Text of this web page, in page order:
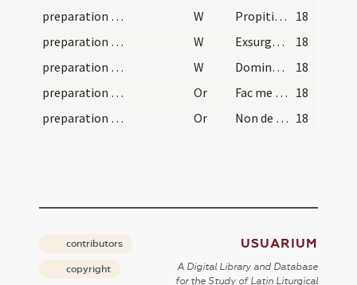
preparation and vesting for Mass/psalmody/17
W Propitius esto peccatis
18
preparation and vesting for Mass/psalmody/18
W Exsurge Domine adiuva nos
18
preparation and vesting for Mass/psalmody/19
W Domine exaudi
18
preparation and vesting for Mass/psalmody/1
Or Fac me quaeso omnipotens Deus ita iustitia indui ... conscientiae gravat. 18
preparation and vesting for Mass/psalmody/2
Or Non de meritorum meorum qualitate ... honor et gloria. 18
contributors
copyright
USUARIUM
A Digital Library and Database
for the Study of Latin Liturgical